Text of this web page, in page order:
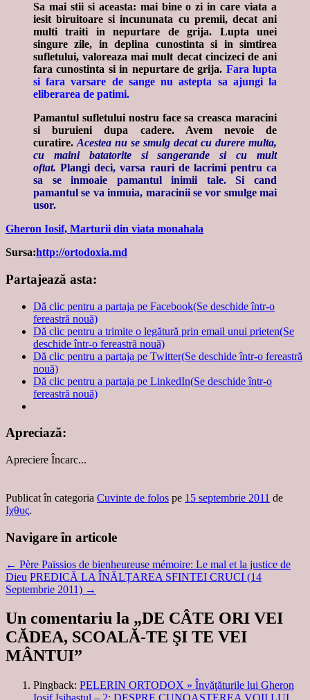
Sa mai stii si aceasta: mai bine o zi in care viata a
iesit biruitoare si incununata cu premii, decat ani
multi traiti in nepurtare de grija. Lupta unei
singure zile, in deplina cunostinta si in simtirea
sufletului, valoreaza mai mult decat cincizeci de ani
fara cunostinta si in nepurtare de grija. Fara lupta
si fara varsare de sange nu astepta sa ajungi la
eliberarea de patimi.
Pamantul sufletului nostru face sa creasca maracini
si buruieni dupa cadere. Avem nevoie de
curatire. Acestea nu se smulg decat cu durere multa,
cu maini batatorite si sangerande si cu mult
oftat. Plangi deci, varsa rauri de lacrimi pentru ca
sa se inmoaie pamantul inimii tale. Si cand
pamantul se va inmuia, maracinii se vor smulge mai
usor.
Gheron Iosif, Marturii din viata monahala
Sursa:http://ortodoxia.md
Partajează asta:
Dă clic pentru a partaja pe Facebook(Se deschide într-o
fereastră nouă)
Dă clic pentru a trimite o legătură prin email unui prieten(Se
deschide într-o fereastră nouă)
Dă clic pentru a partaja pe Twitter(Se deschide într-o fereastră
nouă)
Dă clic pentru a partaja pe LinkedIn(Se deschide într-o
fereastră nouă)
Apreciază:
Apreciere Încarc...
Publicat în categoria Cuvinte de folos pe 15 septembrie 2011 de
Ιχθυς.
Navigare în articole
← Père Païssios de bienheureuse mémoire: Le mal et la justice de
Dieu PREDICĂ LA ÎNĂLȚAREA SFINTEI CRUCI (14
Septembrie 2011) →
Un comentariu la „DE CÂTE ORI VEI
CĂDEA, SCOALĂ-TE ŞI TE VEI
MÂNTUI”
Pingback: PELERIN ORTODOX » Învăţăturile lui Gheron